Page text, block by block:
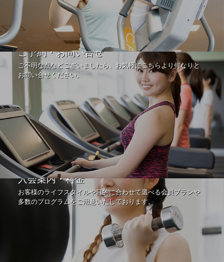
ご予約・お問い合せ
ご不明な点などございましたら、お気軽にこちらより何なりと
お問い合せください。
入会案内・料金
お客様のライフスタイルや目的に合わせて選べる会員プランや
多数のプログラムをご用意いたしております。